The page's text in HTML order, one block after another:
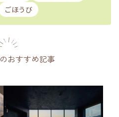
ごほうび
のおすすめ記事